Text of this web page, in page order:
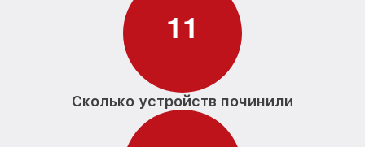
11
Сколько устройств починили